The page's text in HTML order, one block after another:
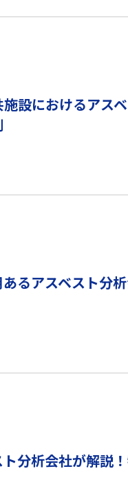
設におけるアス
るアスベスト分
ト分析会社が解説